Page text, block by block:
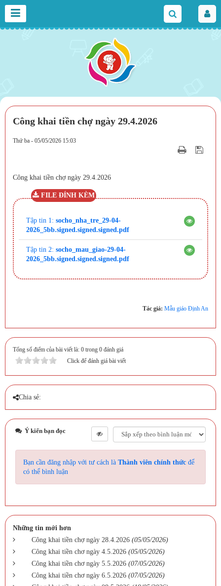
Công khai tiền chợ ngày 29.4.2026
Thứ ba - 05/05/2026 15:03
Công khai tiền chợ ngày 29.4.2026
FILE ĐÍNH KÈM
Tập tin 1: socho_nha_tre_29-04-
2026_5bb.signed.signed.signed.pdf
Tập tin 2: socho_mau_giao-29-04-
2026_5bb.signed.signed.signed.pdf
Tác giả: Mẫu giáo Định An
Tổng số điểm của bài viết là: 0 trong 0 đánh giá
Click để đánh giá bài viết
Chia sẻ:
Ý kiến bạn đọc
Bạn cần đăng nhập với tư cách là Thành viên chính thức để
có thể bình luận
Những tin mới hơn
Công khai tiền chợ ngày 28.4.2026 (05/05/2026)
Công khai tiền chơ ngày 4.5.2026 (05/05/2026)
Công khai tiền chơ ngày 5.5.2026 (07/05/2026)
Công khai tiền chơ ngày 6.5.2026 (07/05/2026)